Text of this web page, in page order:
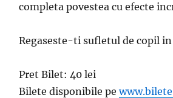
completa povestea cu efecte
Regaseste-ti sufletul de copil
Pret Bilet: 40 lei
Bilete disponibile pe